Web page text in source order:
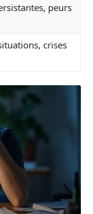
peurs
crises